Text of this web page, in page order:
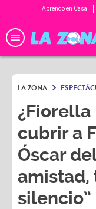
Aprendo en Casa
LA ZONA
cubrir a
Óscar
amistad,
silencio”